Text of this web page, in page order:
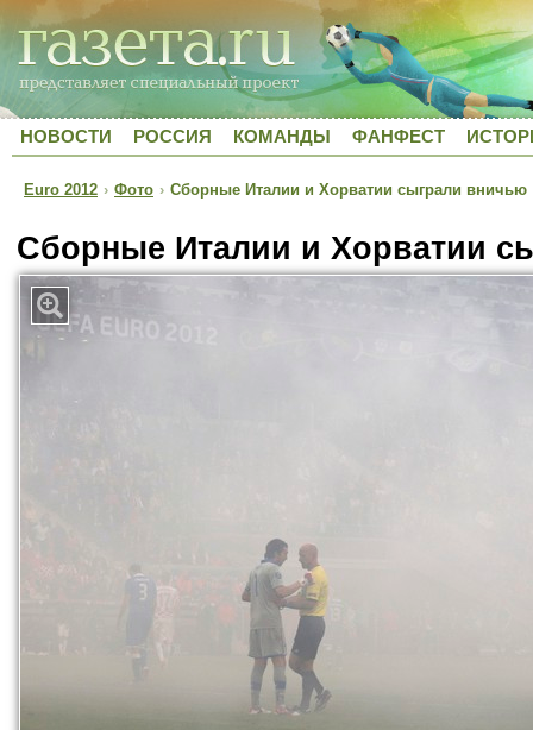
НОВОСТИ РОССИЯ КОМАНДЫ ФАНФЕСТ
Euro 2012 › Фото › Сборные Италии и Хорватии сыграли вничью
Сборные Италии и Хорватии